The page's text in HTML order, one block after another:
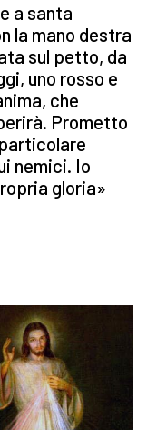
a santa
la mano destra
sul petto, da
uno rosso e
che
Prometto
nemici. Io
gloria»